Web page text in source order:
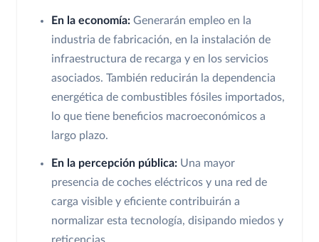
En la economía: Generarán empleo en la
industria de fabricación, en la instalación de
infraestructura de recarga y en los servicios
asociados. También reducirán la dependencia
energética de combustibles fósiles importados,
lo que tiene beneficios macroeconómicos a
largo plazo.
En la percepción pública: Una mayor
presencia de coches eléctricos y una red de
carga visible y eficiente contribuirán a
normalizar esta tecnología, disipando miedos y